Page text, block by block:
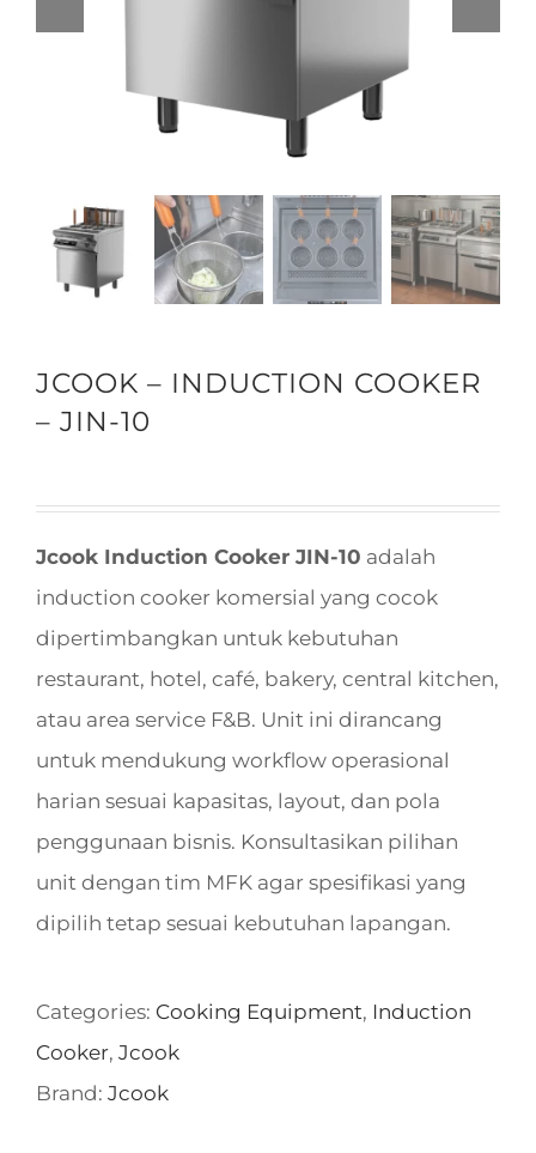
JCOOK – INDUCTION COOKER
– JIN-10
Jcook Induction Cooker JIN-10 adalah
induction cooker komersial yang cocok
dipertimbangkan untuk kebutuhan
restaurant, hotel, café, bakery, central kitchen,
atau area service F&B. Unit ini dirancang
untuk mendukung workflow operasional
harian sesuai kapasitas, layout, dan pola
penggunaan bisnis. Konsultasikan pilihan
unit dengan tim MFK agar spesifikasi yang
dipilih tetap sesuai kebutuhan lapangan.
Categories: Cooking Equipment, Induction
Cooker, Jcook
Brand: Jcook